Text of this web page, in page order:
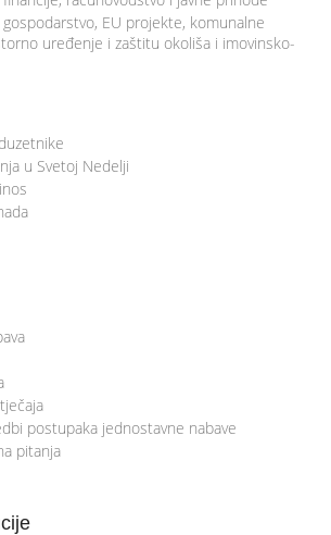
EU projekte, komunalne
uređenje i zaštitu okoliša i imovinsko-
u Svetoj Nedelji
postupaka jednostavne nabave
pitanja